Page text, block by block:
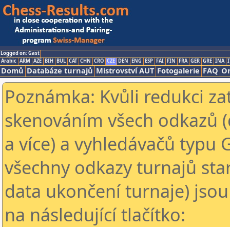
Logged on: Gast
Arabic ARM AZE BIH BUL CAT CHN CRO CZE DEN ENG ESP FAI FIN FRA GER GRE INA
Domů Databáze turnajů Mistrovství AUT Fotogalerie FAQ
Poznámka: Kvůli redukci
skenováním všech odkazů
a více) a vyhledávačů typu
všechny odkazy turnajů
data ukončení turnaje)
na následující tlačítko: